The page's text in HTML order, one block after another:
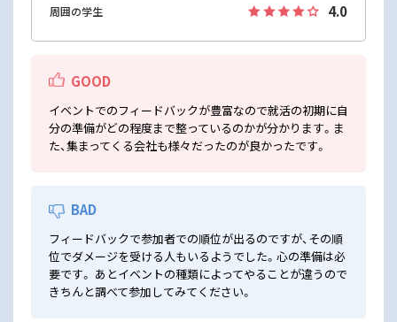
周囲の学生 4.0
GOOD
イベントでのフィードバックが豊富なので就活の初期に自
分の準備がどの程度まで整っているのかが分かります。ま
た、集まってくる会社も様々だったのが良かったです。
BAD
フィードバックで参加者での順位が出るのですが、その順
位でダメージを受ける人もいるようでした。心の準備は必
要です。 あとイベントの種類によってやることが違うので
きちんと調べて参加してみてください。